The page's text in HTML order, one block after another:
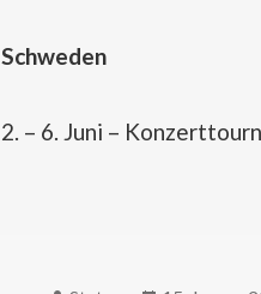
Schweden
2. – 6. Juni –